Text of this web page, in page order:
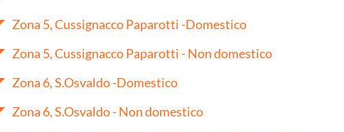
Zona 5, Cussignacco Paparotti -Domestico
Zona 5, Cussignacco Paparotti - Non domestico
Zona 6, S.Osvaldo -Domestico
Zona 6, S.Osvaldo - Non domestico